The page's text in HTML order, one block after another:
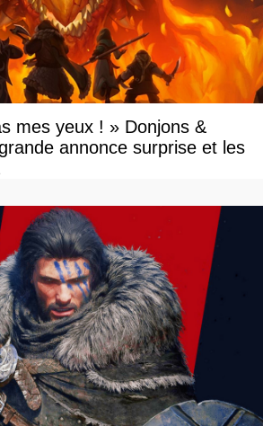
mes yeux ! » Donjons &
annonce surprise et les